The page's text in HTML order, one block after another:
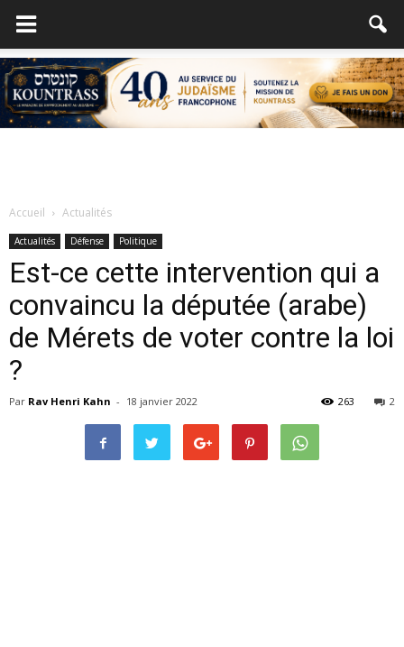
Accueil Actualités
Actualités Défense Politique
Est-ce cette intervention qui a
convaincu la députée (arabe)
de Mérets de voter contre la loi
?
Par Rav Henri Kahn - 18 janvier 2022 2
263